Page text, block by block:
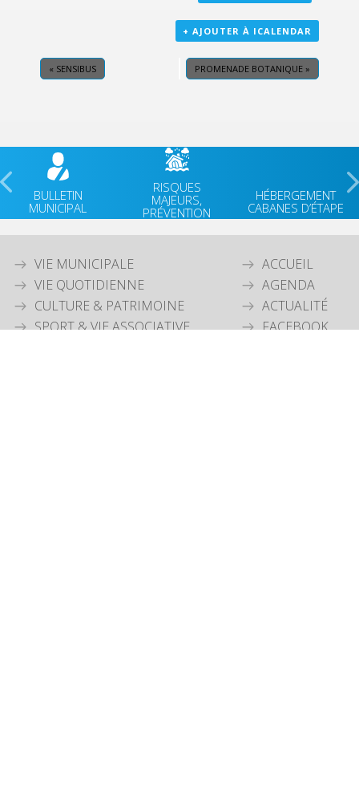
+ AJOUTER À ICALENDAR
« SENSIBUS PROMENADE BOTANIQUE »
BULLETIN
MUNICIPAL
RISQUES
MAJEURS,
PRÉVENTION
HÉBERGEMENT
CABANES D’ÉTAPE
VIE MUNICIPALE
VIE QUOTIDIENNE
CULTURE & PATRIMOINE
SPORT & VIE ASSOCIATIVE
ACCUEIL
AGENDA
ACTUALITÉ
FACEBOOK